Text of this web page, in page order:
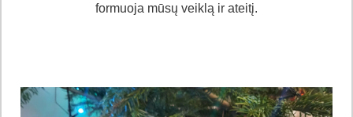
formuoja mūsų veiklą ir ateitį.